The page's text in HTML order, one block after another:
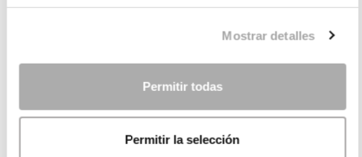
Mostrar detalles
Permitir todas
Permitir la selección
BRAUCHEN SIE HILFE?
UNTERNEHMEN